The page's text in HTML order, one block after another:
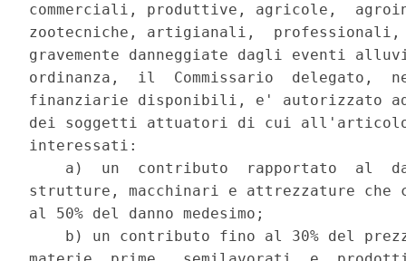
commerciali, produttive, agricole,
zootecniche, artigianali,
gravemente danneggiate dagli eventi
ordinanza,  il  Commissario  delegato,
finanziarie disponibili, e' autorizzato ad
dei soggetti attuatori di cui all'articolo
interessati:
a)  un  contributo  rapportato  al
strutture, macchinari e attrezzature che
al 50% del danno medesimo;
b) un contributo fino al 30% del